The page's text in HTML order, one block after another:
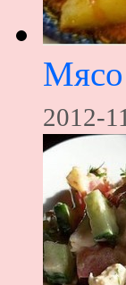
Мясо
2012-